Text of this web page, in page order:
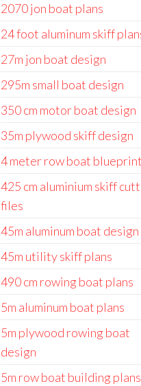
2070 jon boat plans
24 foot aluminum skiff
27m jon boat design
295m small boat design
350 cm motor boat design
35m plywood skiff design
4 meter row boat
425 cm aluminium skiff
files
45m aluminum boat design
45m utility skiff plans
490 cm rowing boat plans
5m aluminum boat plans
5m plywood rowing boat
design
5m row boat building plans